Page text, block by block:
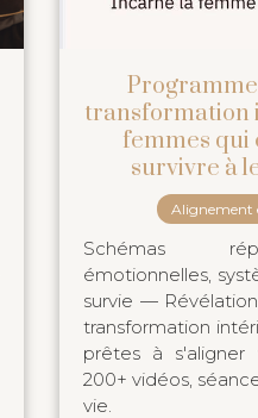
transformation
femmes qui
survivre à
Alignement
Schémas
émotionnelles,
survie —
transformation
prêtes à s'aligner
200+ vidéos,
vie.